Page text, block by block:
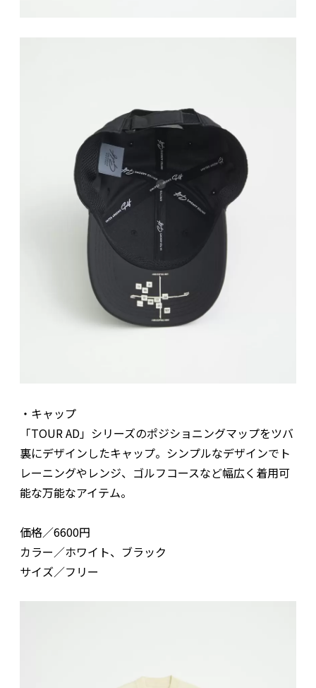
・キャップ
「TOUR AD」シリーズのポジショニングマップをツバ
裏にデザインしたキャップ。シンプルなデザインでト
レーニングやレンジ、ゴルフコースなど幅広く着用可
能な万能なアイテム。
価格／6600円
カラー／ホワイト、ブラック
サイズ／フリー